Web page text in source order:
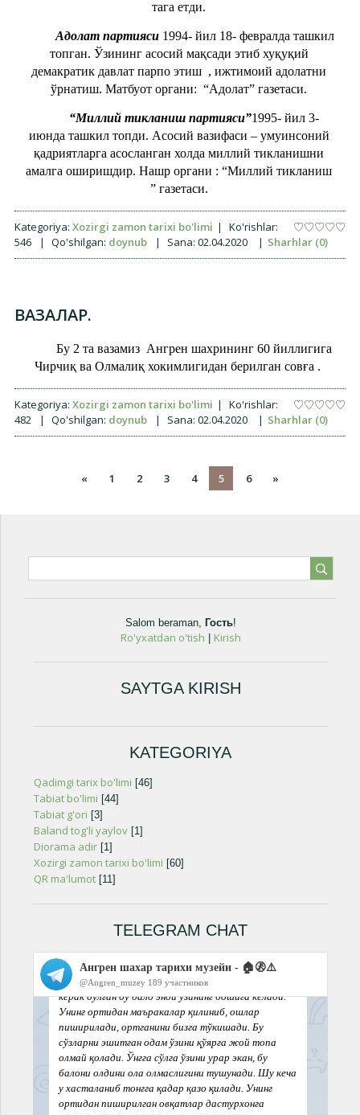
тага етди.
Адолат партияси 1994- йил 18- февралда ташкил
топган. Ўзининг асосий мақсади этиб хуқуқий
демакратик давлат парпо этиш , ижтимоий адолатни
ўрнатиш. Матбуот органи: “Адолат” газетаси.
“Миллий тикланиш партияси”1995- йил 3-
июнда ташкил топди. Асосий вазифаси – умуинсоний
қадриятларга асосланган холда миллий тикланишни
амалга оширишдир. Нашр органи : “Миллий тикланиш
” газетаси.
Kategoriya: Xozirgi zamon tarixi bo'limi |
Ko'rishlar:
546
| Qo'shilgan: doynub | Sana: 02.04.2020 | Sharhlar (0)
ВАЗАЛАР.
Бу 2 та вазамиз Ангрен шахрининг 60 йиллигига
Чирчиқ ва Олмалиқ хокимлигидан берилган совға .
Kategoriya: Xozirgi zamon tarixi bo'limi |
Ko'rishlar:
482
| Qo'shilgan: doynub | Sana: 02.04.2020 | Sharhlar (0)
« 1 2 3 4 5 6 »
Salom beraman, Гость!
Ro'yxatdan o'tish Kirish
SAYTGA KIRISH
KATEGORIYA
Qadimgi tarix bo'limi [46]
Tabiat bo'limi [44]
Tabiat g'ori [3]
Baland tog'li yaylov [1]
Diorama adir [1]
Xozirgi zamon tarixi bo'limi [60]
QR ma'lumot [11]
TELEGRAM CHAT